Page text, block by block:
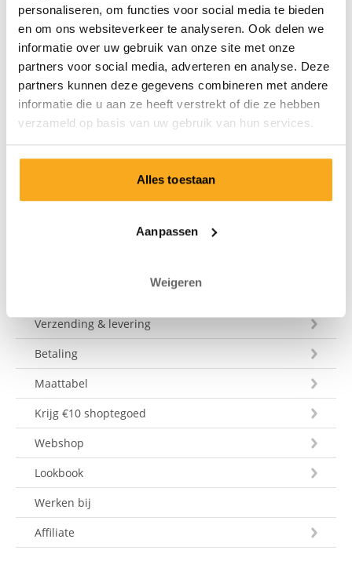
personaliseren, om functies voor social media te bieden
en om ons websiteverkeer te analyseren. Ook delen we
informatie over uw gebruik van onze site met onze
partners voor social media, adverteren en analyse. Deze
partners kunnen deze gegevens combineren met andere
informatie die u aan ze heeft verstrekt of die ze hebben
verzameld op basis van uw gebruik van hun services.
Alles toestaan
Aanpassen
Weigeren
Neem contact op
Wij staan 24/7 voor je klaar! Gebruik onze chatbot om
snel antwoord te krijgen. Klik op 'Stuur een bericht',
selecteer je type abonnement en stel je vraag. Je kunt
ons ook bereiken via hello-nl@onthatass.com. We
streven ernaar om je vraag binnen 3 werkdagen te
beantwoorden. Tel: +31 73 303 41 75 (ma-vr, 09:00u -
12:00u).
Stuur een bericht
Verzending & levering
Betaling
Maattabel
Krijg €10 shoptegoed
Webshop
Lookbook
Werken bij
Affiliate